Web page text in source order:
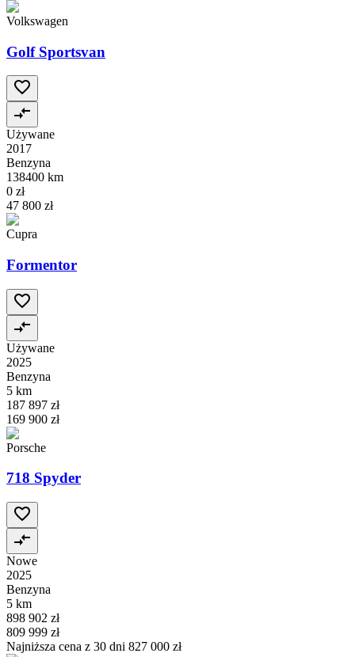
Volkswagen
Golf Sportsvan
Używane
2017
Benzyna
138400 km
0 zł
47 800 zł
Cupra
Formentor
Używane
2025
Benzyna
5 km
187 897 zł
169 900 zł
Porsche
718 Spyder
Nowe
2025
Benzyna
5 km
898 902 zł
809 999 zł
Najniższa cena z 30 dni 827 000 zł